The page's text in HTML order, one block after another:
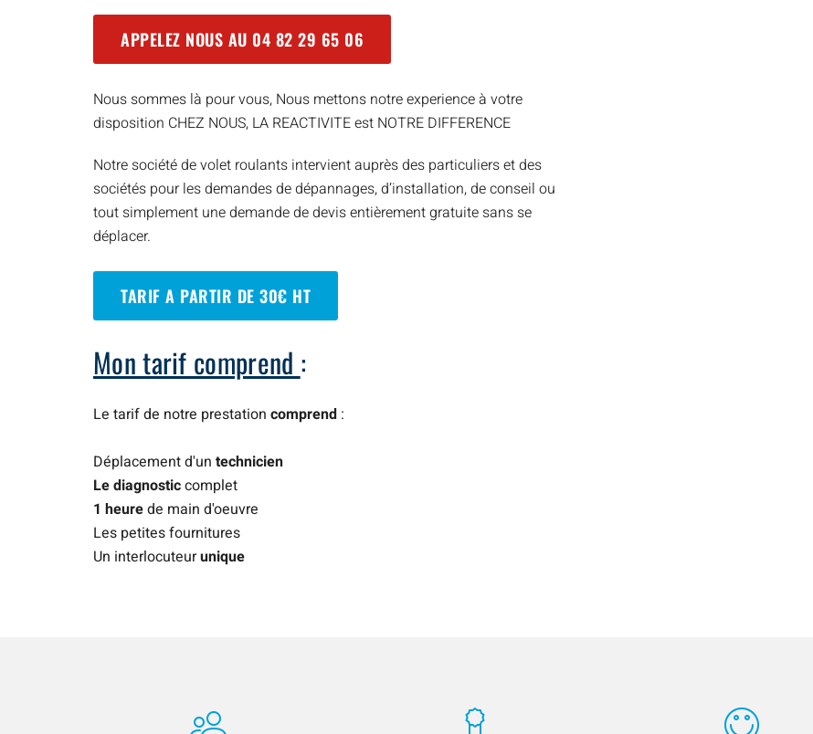
APPELEZ NOUS AU 04 82 29 65 06
Nous sommes là pour vous, Nous mettons notre experience à votre
disposition CHEZ NOUS, LA REACTIVITE est NOTRE DIFFERENCE
Notre société de volet roulants intervient auprès des particuliers et des
sociétés pour les demandes de dépannages, d’installation, de conseil ou
tout simplement une demande de devis entièrement gratuite sans se
déplacer.
TARIF A PARTIR DE 30€ HT
Mon tarif comprend :
Le tarif de notre prestation comprend :
Déplacement d'un technicien
Le diagnosticcomplet
1 heurede main d'oeuvre
Les petites fournitures
Un interlocuteurunique